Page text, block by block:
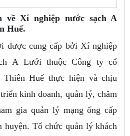
về Xí nghiệp nước sạch A
Huế.
cung cấp bởi Xí nghiệp
A Lưới thuộc Công ty cổ
Thiên Huế thực hiện và chịu
kinh doanh, quản lý, chăm
gia quản lý mạng ống cấp
huyện. Tổ chức quản lý khách